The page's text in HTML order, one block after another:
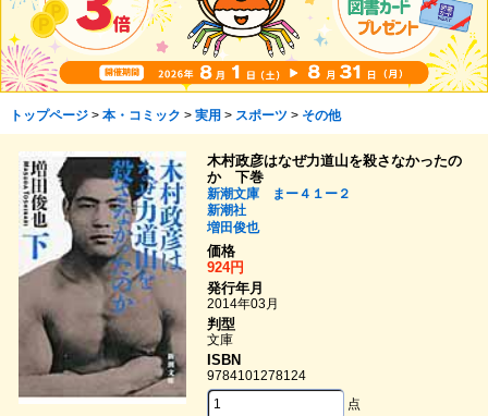
トップページ> 本・コミック > 実用 > スポーツ> その他
木村政彦はなぜ力道山を殺さなかったの
か 下巻
新潮文庫 まー４１ー２
新潮社
増田俊也
価格
924円
発行年月
2014年03月
判型
文庫
ISBN
9784101278124
点